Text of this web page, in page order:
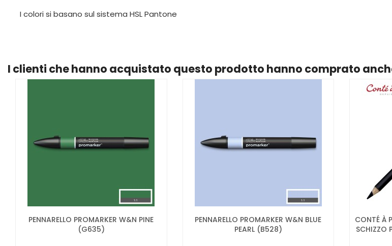
I colori si basano sul sistema HSL Pantone
I clienti che hanno acquistato questo prodotto hanno comprato
PENNARELLO PROMARKER W&N PINE
(G635)
PENNARELLO PROMARKER W&N BLUE
PEARL (B528)
CONTÉ À
SCHIZZO